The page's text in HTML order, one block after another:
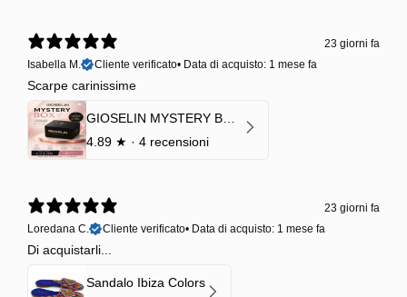
23 giorni fa
Isabella M.
Cliente verificato• Data di acquisto: 1 mese fa
Scarpe carinissime
4.89 ★ · 4 recensioni
23 giorni fa
Loredana C.
Cliente verificato• Data di acquisto: 1 mese fa
Di acquistarli...
Sandalo Ibiza Colors